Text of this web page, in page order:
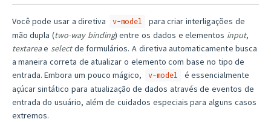
Você pode usar a diretiva v-model
para criar interligações de
mão dupla (two-way binding) entre os dados e elementos input,
textareae selectde formulários. A diretiva automaticamente busca
a maneira correta de atualizar o elemento com base no tipo de
entrada. Embora um pouco mágico,
v-model
é essencialmente
açúcar sintático para atualização de dados através de eventos de
entrada do usuário, além de cuidados especiais para alguns casos
extremos.